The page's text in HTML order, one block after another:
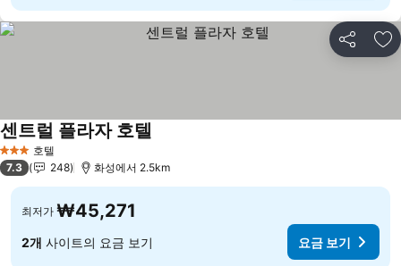
공유 즐
3 성급 호텔
센트럴 플라자 호텔
7.3 248 화성에서 2.5km
최저가 ₩45,271
2개 사이트의 요금 보기 요금 보기